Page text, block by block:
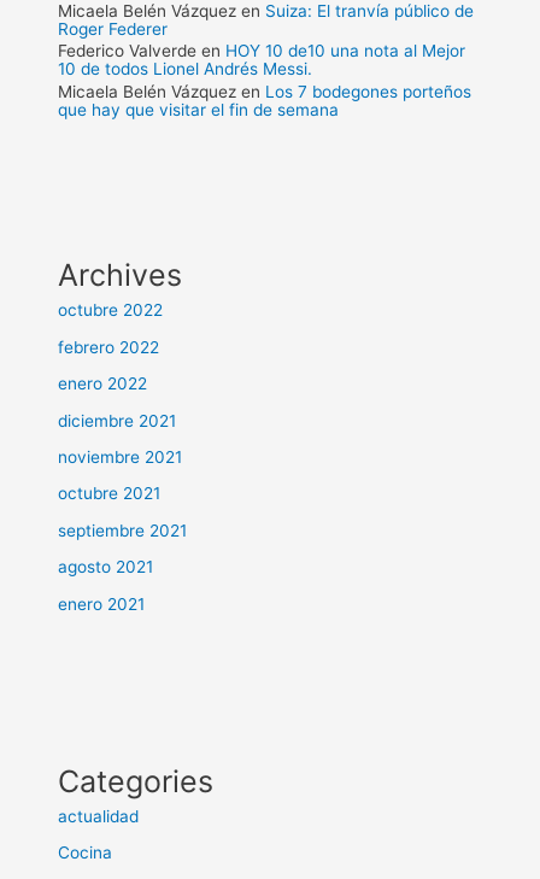
Micaela Belén Vázquez en Suiza: El tranvía público de
Roger Federer
Federico Valverde en HOY 10 de10 una nota al Mejor
10 de todos Lionel Andrés Messi.
Micaela Belén Vázquez en Los 7 bodegones porteños
que hay que visitar el fin de semana
Archives
octubre 2022
febrero 2022
enero 2022
diciembre 2021
noviembre 2021
octubre 2021
septiembre 2021
agosto 2021
enero 2021
Categories
actualidad
Cocina